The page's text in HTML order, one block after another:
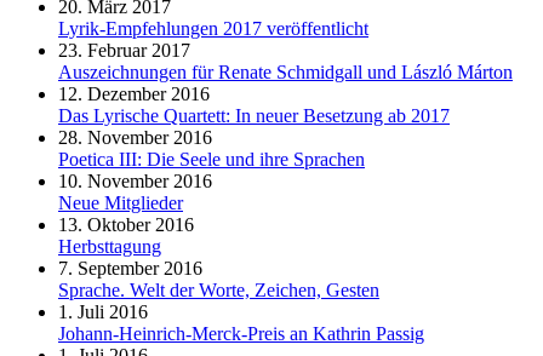
20. März 2017
Lyrik-Empfehlungen 2017 veröffentlicht
23. Februar 2017
Auszeichnungen für Renate Schmidgall und László Márton
12. Dezember 2016
Das Lyrische Quartett: In neuer Besetzung ab 2017
28. November 2016
Poetica III: Die Seele und ihre Sprachen
10. November 2016
Neue Mitglieder
13. Oktober 2016
Herbsttagung
7. September 2016
Sprache. Welt der Worte, Zeichen, Gesten
1. Juli 2016
Johann-Heinrich-Merck-Preis an Kathrin Passig